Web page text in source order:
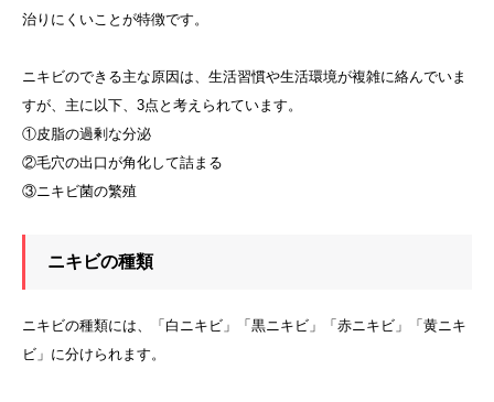
治りにくいことが特徴です。
ニキビのできる主な原因は、生活習慣や生活環境が複雑に絡んでいま
すが、主に以下、3点と考えられています。
①皮脂の過剰な分泌
②毛穴の出口が角化して詰まる
③ニキビ菌の繁殖
ニキビの種類
ニキビの種類には、「白ニキビ」「黒ニキビ」「赤ニキビ」「黄ニキ
ビ」に分けられます。